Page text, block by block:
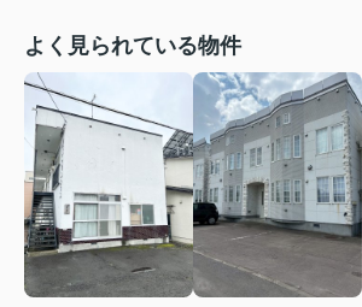
よく見られている物件